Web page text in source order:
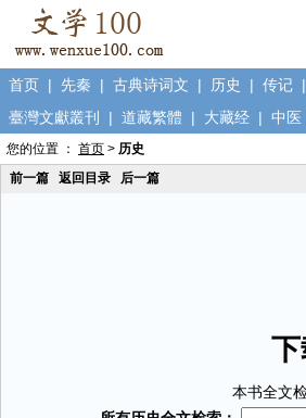
首页 | 先秦 | 古典诗词文 | 历史 | 传记 |
臺灣文獻叢刊
| 道藏繁體 | 大藏经 | 中医
您的位置 ： 首页 > 历史
前一篇
返回目录 后一篇
下
本书全文